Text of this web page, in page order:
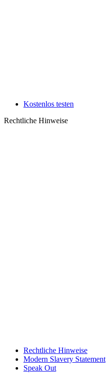
Kostenlos testen
Rechtliche Hinweise
Rechtliche Hinweise
Modern Slavery Statement
Speak Out